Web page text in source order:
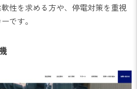
性を求める方や、停電対策を重視
です。